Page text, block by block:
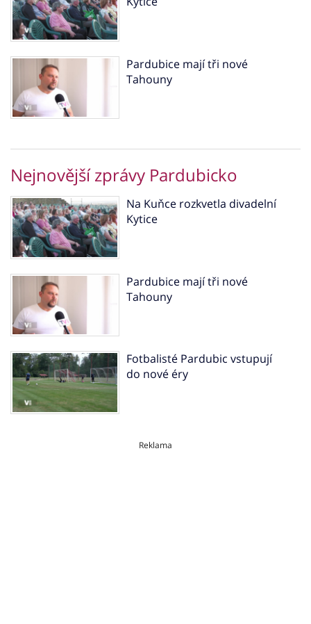
Pardubice mají tři nové
Tahouny
Nejnovější zprávy Pardubicko
Na Kuňce rozkvetla divadelní
Kytice
Pardubice mají tři nové
Tahouny
Fotbalisté Pardubic vstupují
do nové éry
Reklama